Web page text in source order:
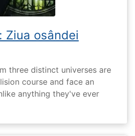
Ziua osândei
three distinct universes are
course and face an
anything they've ever